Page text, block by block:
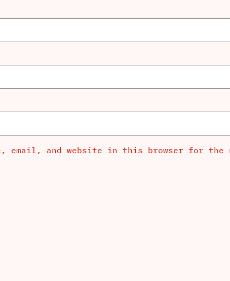
email, and website in this browser for the